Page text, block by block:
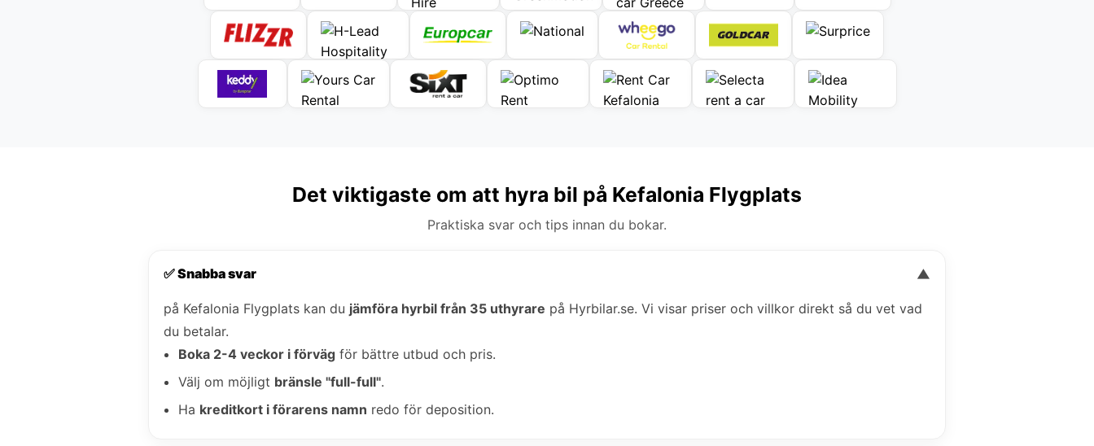
Det viktigaste om att hyra bil på Kefalonia Flygplats
Praktiska svar och tips innan du bokar.
✅ Snabba svar ▼
på Kefalonia Flygplats kan du jämföra hyrbil från 35 uthyrare på Hyrbilar.se. Vi visar priser och villkor direkt så du vet vad
du betalar.
Boka 2-4 veckor i förväg för bättre utbud och pris.
Välj om möjligt bränsle "full-full".
Ha kreditkort i förarens namn redo för deposition.